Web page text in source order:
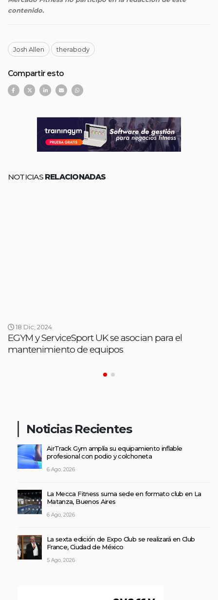
contenido.
Josh Allen therabody
Compartir esto
NOTICIAS RELACIONADAS
18 Dic, 2024
EGYM y ServiceSport UK se asocian para el
mantenimiento de equipos
Noticias Recientes
AirTrack Gym amplía su equipamiento inflable
profesional con podio y colchoneta
6 Ago, 2026
La Mecca Fitness suma sede en formato club en La
Matanza, Buenos Aires
6 Ago, 2026
La sexta edición de Expo Club se realizará en Club
France, Ciudad de México
5 Ago, 2026